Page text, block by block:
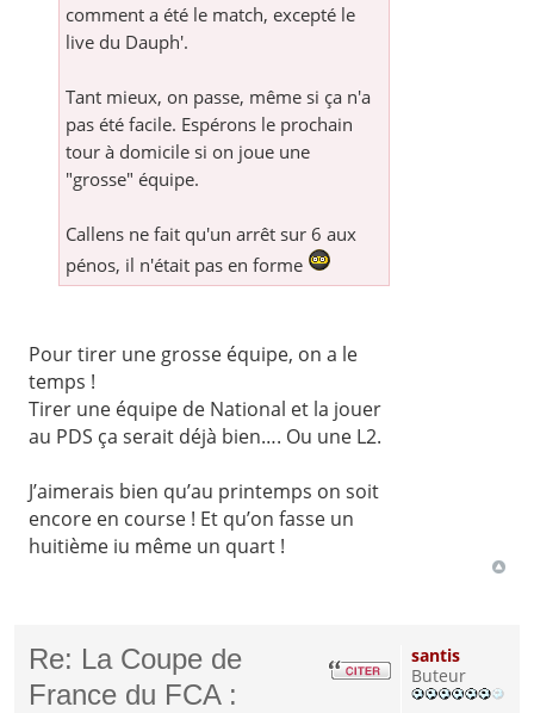
comment a été le match, excepté le
live du Dauph'.
Tant mieux, on passe, même si ça n'a
pas été facile. Espérons le prochain
tour à domicile si on joue une
"grosse" équipe.
Callens ne fait qu'un arrêt sur 6 aux
pénos, il n'était pas en forme
Pour tirer une grosse équipe, on a le
temps !
Tirer une équipe de National et la jouer
au PDS ça serait déjà bien…. Ou une L2.
J’aimerais bien qu’au printemps on soit
encore en course ! Et qu’on fasse un
huitième iu même un quart !
Re: La Coupe de
France du FCA :
santis
Buteur